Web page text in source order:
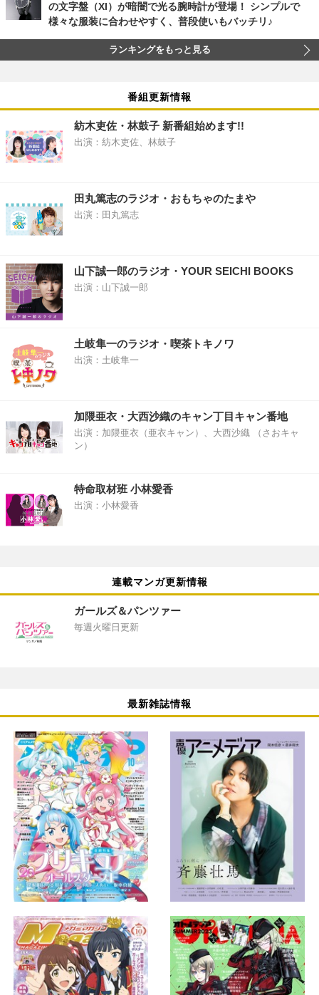
の文字盤（XI）が暗闇で光る腕時計が登場！ シンプルで
様々な服装に合わせやすく、普段使いもバッチリ♪
ランキングをもっと見る
番組更新情報
紡木吏佐・林鼓子 新番組始めます!!
出演：紡木吏佐、林鼓子
田丸篤志のラジオ・おもちゃのたまや
出演：田丸篤志
山下誠一郎のラジオ・YOUR SEICHI BOOKS
出演：山下誠一郎
土岐隼一のラジオ・喫茶トキノワ
出演：土岐隼一
加隈亜衣・大西沙織のキャン丁目キャン番地
出演：加隈亜衣（亜衣キャン）、大西沙織 （さおキャ
ン）
特命取材班 小林愛香
出演：小林愛香
連載マンガ更新情報
ガールズ＆パンツァー
毎週火曜日更新
最新雑誌情報